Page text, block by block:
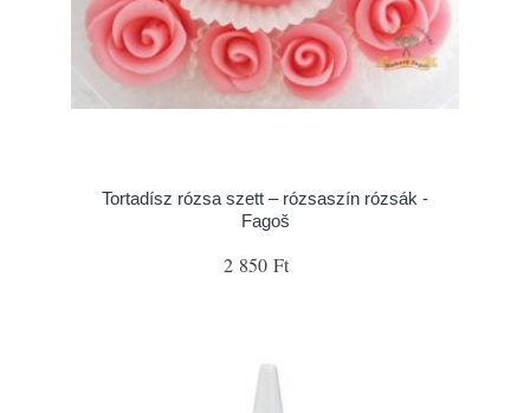
Tortadísz rózsa szett – rózsaszín rózsák -
Fagoš
2 850 Ft